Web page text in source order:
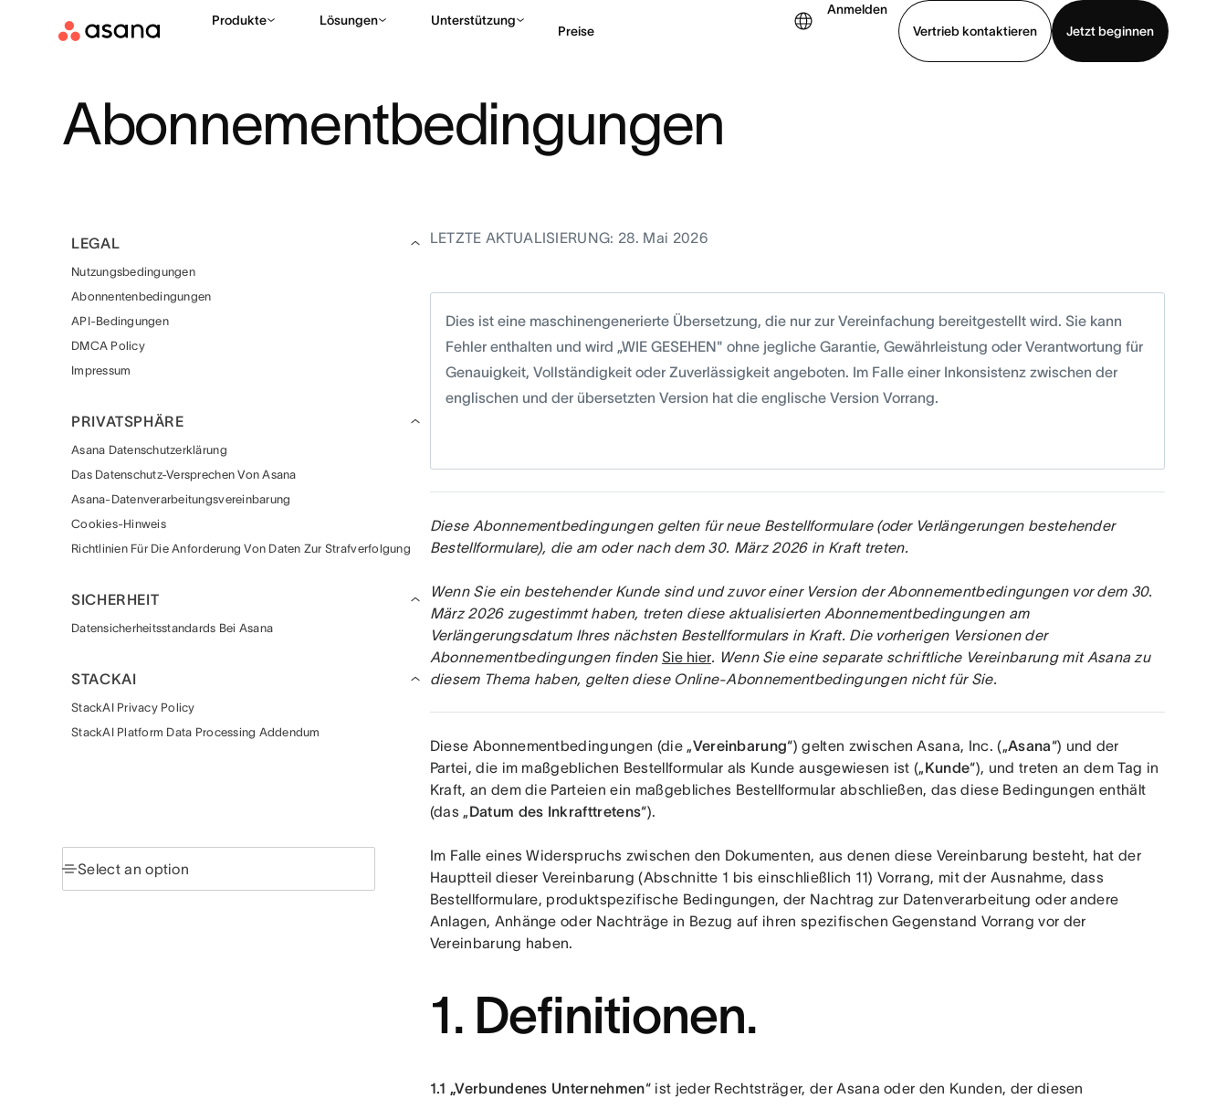
Produkte Lösungen Unterstützung
Preise
Anmelden
Vertrieb kontaktieren
Jetzt beginnen
Abonnementbedingungen
LEGAL
Nutzungsbedingungen
Abonnentenbedingungen
API-Bedingungen
DMCA Policy
Impressum
PRIVATSPHÄRE
Asana Datenschutzerklärung
Das Datenschutz-Versprechen Von Asana
Asana-Datenverarbeitungsvereinbarung
Cookies-Hinweis
Richtlinien Für Die Anforderung Von Daten Zur Strafverfolgung
SICHERHEIT
Datensicherheitsstandards Bei Asana
STACKAI
StackAI Privacy Policy
StackAI Platform Data Processing Addendum
LETZTE AKTUALISIERUNG: 28. Mai 2026
Dies ist eine maschinengenerierte Übersetzung, die nur zur Vereinfachung bereitgestellt wird. Sie kann
Fehler enthalten und wird „WIE GESEHEN" ohne jegliche Garantie, Gewährleistung oder Verantwortung für
Genauigkeit, Vollständigkeit oder Zuverlässigkeit angeboten. Im Falle einer Inkonsistenz zwischen der
englischen und der übersetzten Version hat die englische Version Vorrang.
Diese Abonnementbedingungen gelten für neue Bestellformulare (oder Verlängerungen bestehender
Bestellformulare), die am oder nach dem 30. März 2026 in Kraft treten.
Wenn Sie ein bestehender Kunde sind und zuvor einer Version der Abonnementbedingungen vor dem 30.
März 2026 zugestimmt haben, treten diese aktualisierten Abonnementbedingungen am
Verlängerungsdatum Ihres nächsten Bestellformulars in Kraft. Die vorherigen Versionen der
Abonnementbedingungen finden Sie hier. Wenn Sie eine separate schriftliche Vereinbarung mit Asana zu
diesem Thema haben, gelten diese Online-Abonnementbedingungen nicht für Sie.
Diese Abonnementbedingungen (die „Vereinbarung“) gelten zwischen Asana, Inc. („Asana“) und der
Partei, die im maßgeblichen Bestellformular als Kunde ausgewiesen ist („Kunde“), und treten an dem Tag in
Kraft, an dem die Parteien ein maßgebliches Bestellformular abschließen, das diese Bedingungen enthält
(das „Datum des Inkrafttretens“).
Im Falle eines Widerspruchs zwischen den Dokumenten, aus denen diese Vereinbarung besteht, hat der
Hauptteil dieser Vereinbarung (Abschnitte 1 bis einschließlich 11) Vorrang, mit der Ausnahme, dass
Bestellformulare, produktspezifische Bedingungen, der Nachtrag zur Datenverarbeitung oder andere
Anlagen, Anhänge oder Nachträge in Bezug auf ihren spezifischen Gegenstand Vorrang vor der
Vereinbarung haben.
1. Definitionen.
1.1 „Verbundenes Unternehmen“ ist jeder Rechtsträger, der Asana oder den Kunden, der diesen